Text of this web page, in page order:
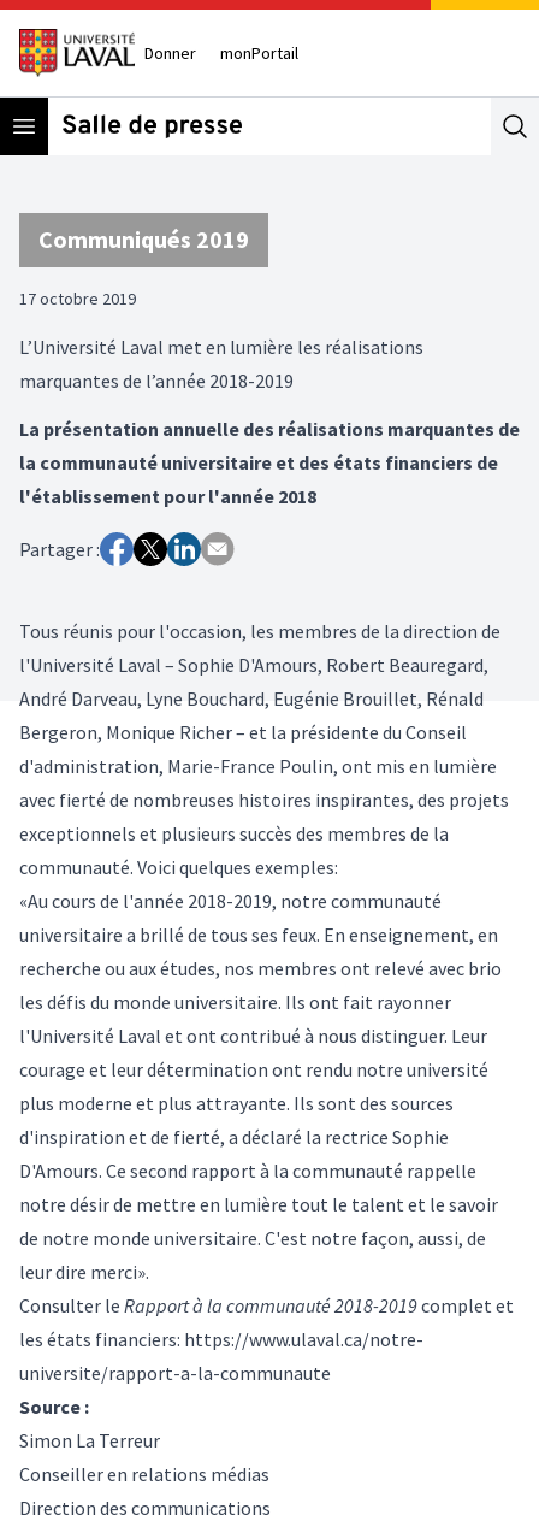
Donner monPortail
Open menu
Communiqués 2019
17 octobre 2019
L’Université Laval met en lumière les réalisations
marquantes de l’année 2018-2019
La présentation annuelle des réalisations marquantes de
la communauté universitaire et des états financiers de
l'établissement pour l'année 2018
Partager :
Tous réunis pour l'occasion, les membres de la direction de
l'Université Laval – Sophie D'Amours, Robert Beauregard,
André Darveau, Lyne Bouchard, Eugénie Brouillet, Rénald
Bergeron, Monique Richer – et la présidente du Conseil
d'administration, Marie-France Poulin, ont mis en lumière
avec fierté de nombreuses histoires inspirantes, des projets
exceptionnels et plusieurs succès des membres de la
communauté. Voici quelques exemples:
«Au cours de l'année 2018-2019, notre communauté
universitaire a brillé de tous ses feux. En enseignement, en
recherche ou aux études, nos membres ont relevé avec brio
les défis du monde universitaire. Ils ont fait rayonner
l'Université Laval et ont contribué à nous distinguer. Leur
courage et leur détermination ont rendu notre université
plus moderne et plus attrayante. Ils sont des sources
d'inspiration et de fierté, a déclaré la rectrice Sophie
D'Amours. Ce second rapport à la communauté rappelle
notre désir de mettre en lumière tout le talent et le savoir
de notre monde universitaire. C'est notre façon, aussi, de
leur dire merci».
Consulter le Rapport à la communauté 2018-2019complet et
les états financiers: https://www.ulaval.ca/notre-
universite/rapport-a-la-communaute
Source :
Simon La Terreur
Conseiller en relations médias
Direction des communications